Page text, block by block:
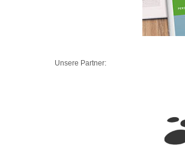
Unsere Partner: